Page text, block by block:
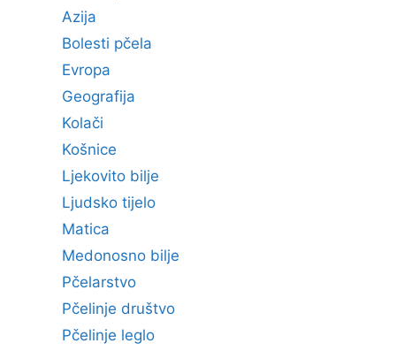
Azija
Bolesti pčela
Evropa
Geografija
Kolači
Košnice
Ljekovito bilje
Ljudsko tijelo
Matica
Medonosno bilje
Pčelarstvo
Pčelinje društvo
Pčelinje leglo